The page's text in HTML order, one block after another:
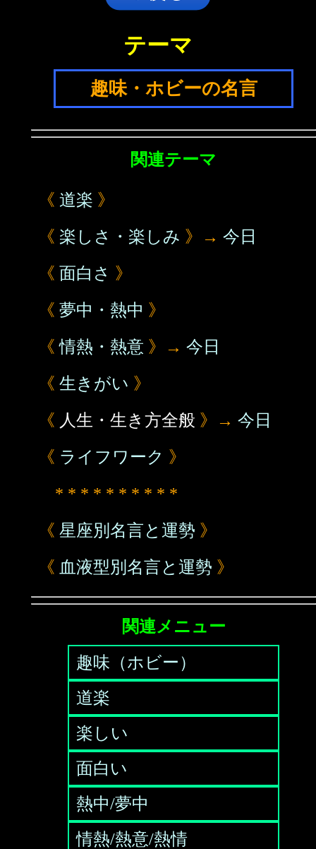
テーマ
趣味・ホビーの名言
関連テーマ
《 道楽 》
《 楽しさ・楽しみ 》→ 今日
《 面白さ 》
《 夢中・熱中 》
《情熱・熱意 》→ 今日
《 生きがい 》
《 人生・生き方全般 》→ 今日
《 ライフワーク 》
* * * * * * * * * *
《 星座別名言と運勢 》
《 血液型別名言と運勢 》
関連メニュー
趣味（ホビー）
道楽
楽しい
面白い
熱中/夢中
情熱/熱意/熱情